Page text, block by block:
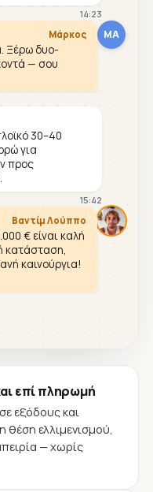
14:23
ΜΑ
Μάρκος
Ξέρω δυο-
— σου
30–40
για
προς
15:42
Βαντίμ Λούππο
€ είναι καλή
κατάσταση,
καινούργια!
επί πληρωμή
εξόδους και
θέση ελλιμενισμού,
— χωρίς